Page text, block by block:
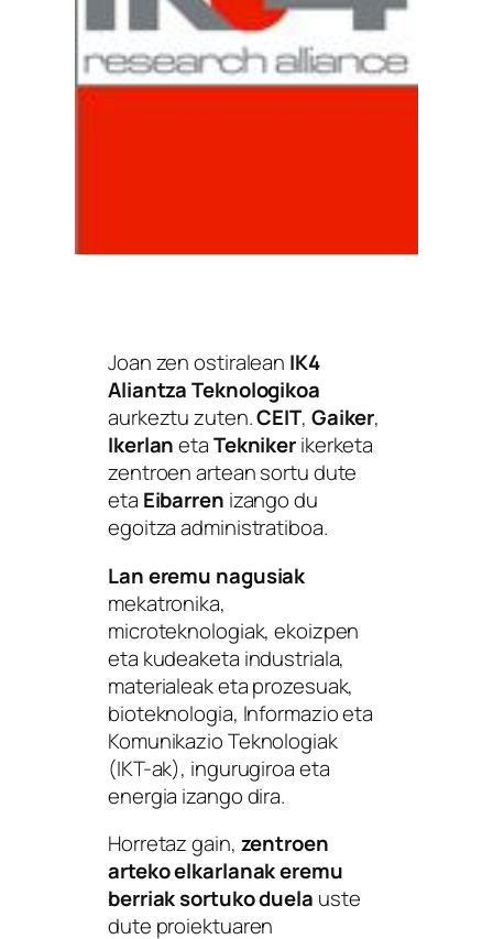
Joan zen ostiralean IK4
Aliantza Teknologikoa
aurkeztu zuten.CEIT, Gaiker,
IkerlanetaTeknikerikerketa
zentroen artean sortu dute
eta Eibarren izango du
egoitza administratiboa.
Lan eremu nagusiak
mekatronika,
microteknologiak, ekoizpen
eta kudeaketa industriala,
materialeak eta prozesuak,
bioteknologia, Informazio eta
Komunikazio Teknologiak
(IKT-ak), ingurugiroa eta
energia izango dira.
Horretaz gain, zentroen
arteko elkarlanak eremu
berriak sortuko duela uste
dute proiektuaren